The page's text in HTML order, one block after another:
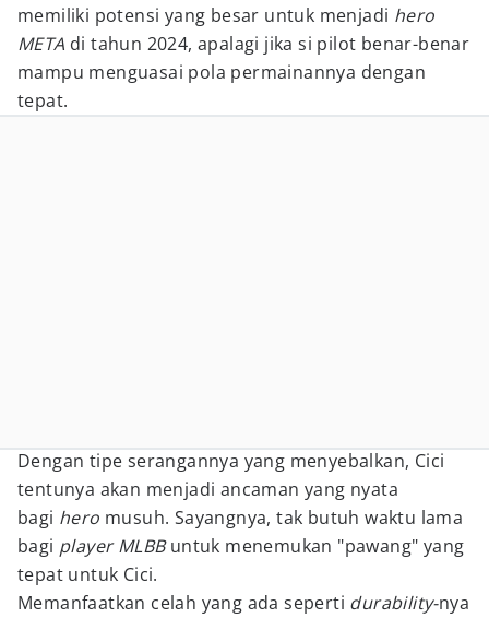
memiliki potensi yang besar untuk menjadi hero
META di tahun 2024, apalagi jika si pilot benar-benar
mampu menguasai pola permainannya dengan
tepat.
Dengan tipe serangannya yang menyebalkan, Cici
tentunya akan menjadi ancaman yang nyata
bagi hero musuh. Sayangnya, tak butuh waktu lama
bagi player MLBBuntuk menemukan "pawang" yang
tepat untuk Cici.
Memanfaatkan celah yang ada seperti durability-nya